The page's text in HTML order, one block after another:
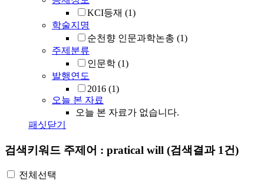
KCI등재 (1)
학술지명
순천향 인문과학논총 (1)
주제분류
인문학 (1)
발행연도
2016 (1)
오늘 본 자료
오늘 본 자료가 없습니다.
패싯닫기
검색키워드 주제어 : pratical will (검색결과 1건)
전체선택